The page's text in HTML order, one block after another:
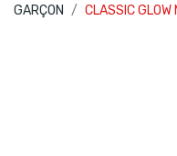
GARÇON
CLASSIC GLOW